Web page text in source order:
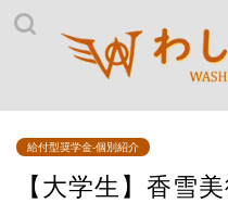
給付型奨学金-個別紹介
【大学生】香雪